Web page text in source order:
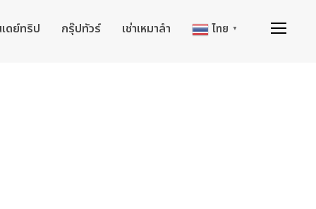
ดย์ทริป กรุ๊ปทัวร์ เช่าเหมาลำ ไทย ▼